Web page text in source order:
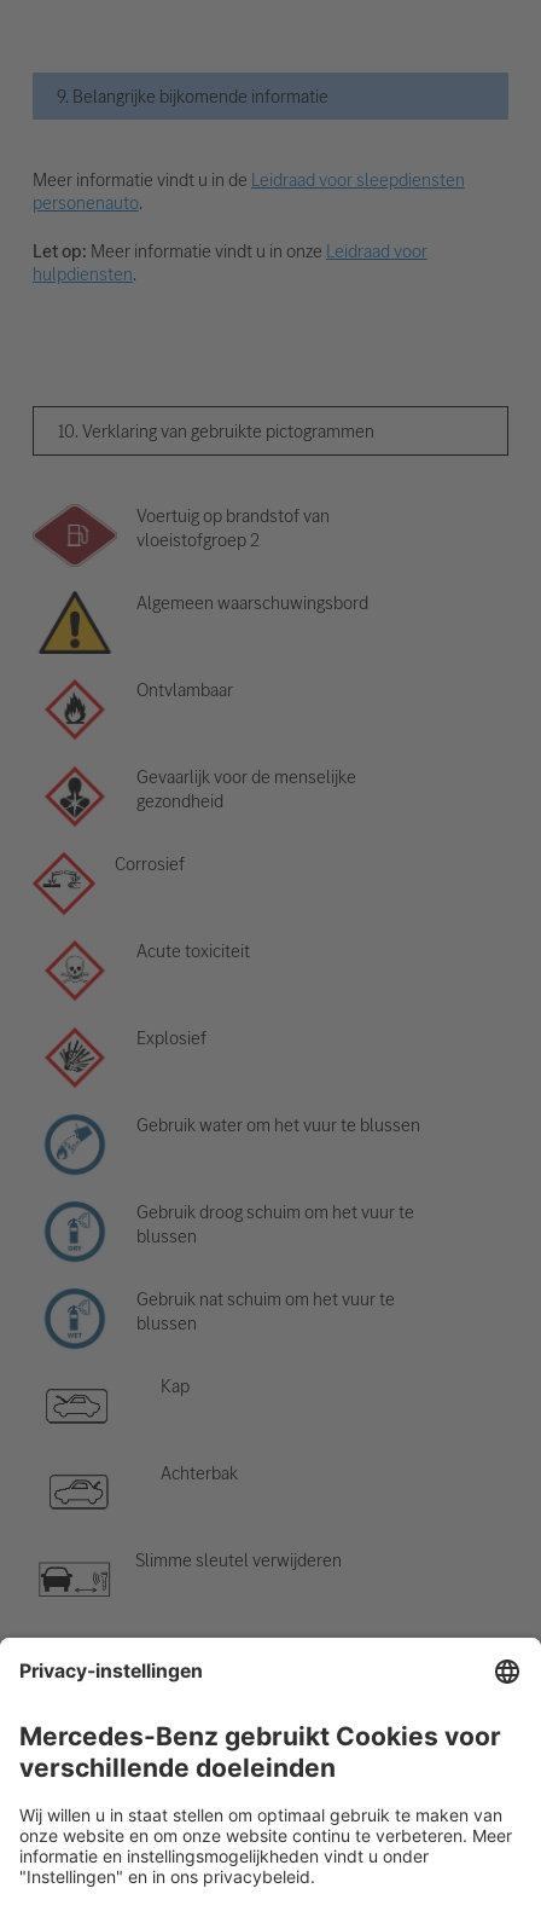
9. Belangrijke bijkomende informatie
Meer informatie vindt u in de Leidraad voor sleepdiensten
personenauto.
Let op: Meer informatie vindt u in onze Leidraad voor
hulpdiensten.
10. Verklaring van gebruikte pictogrammen
Voertuig op brandstof van
vloeistofgroep 2
Algemeen waarschuwingsbord
Ontvlambaar
Gevaarlijk voor de menselijke
gezondheid
Corrosief
Acute toxiciteit
Explosief
Gebruik water om het vuur te blussen
Gebruik droog schuim om het vuur te
blussen
Gebruik nat schuim om het vuur te
blussen
Kap
Achterbak
Slimme sleutel verwijderen
Airco-component
Waarschuwing; lage temperatuur